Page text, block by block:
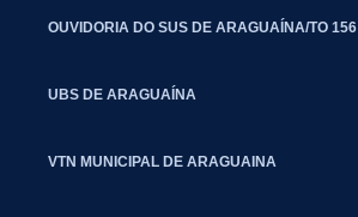
OUVIDORIA DO SUS DE ARAGUAÍNA/TO 156
UBS DE ARAGUAÍNA
VTN MUNICIPAL DE ARAGUAINA